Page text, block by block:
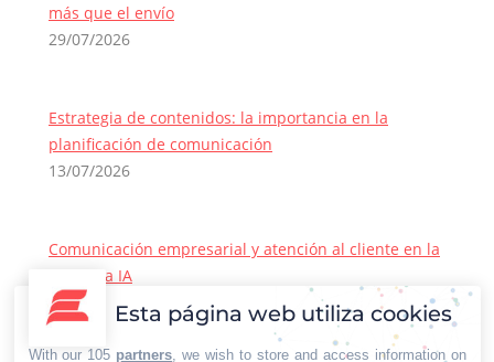
más que el envío
29/07/2026
Estrategia de contenidos: la importancia en la
planificación de comunicación
13/07/2026
Comunicación empresarial y atención al cliente en la
era de la IA
22/06/2026
Contacto Iberian Press
Esta página web utiliza cookies
With our 105 partners , we wish to store and access information on